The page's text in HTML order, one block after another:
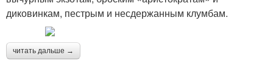
диковинкам, пестрым и несдержанным клумбам.
читать дальше →